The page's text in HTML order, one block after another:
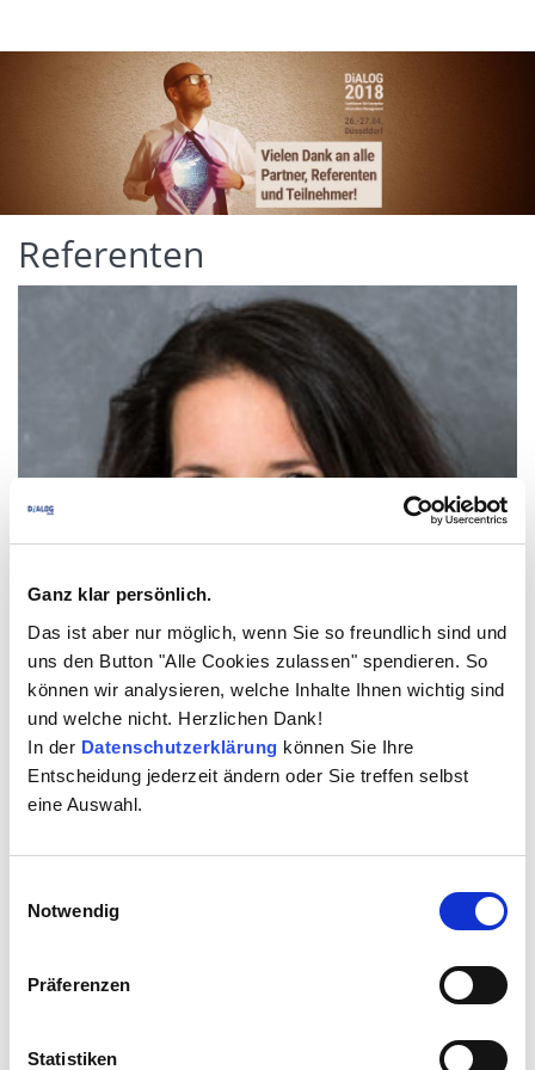
Ganz klar persönlich.
Das ist aber nur möglich, wenn Sie so freundlich sind und
uns den Button "Alle Cookies zulassen" spendieren. So
können wir analysieren, welche Inhalte Ihnen wichtig sind
und welche nicht. Herzlichen Dank!
In der Datenschutzerklärung können Sie Ihre
Entscheidung jederzeit ändern oder Sie treffen selbst
eine Auswahl.
Notwendig
Präferenzen
Statistiken
Referenten
Anna-Katharina Horn
GmbH
Anna-Katharina Horn ist seit 2014 Mitglied im
Management von reThinkLegal. Zu ihren Aufgaben
gehören die Betreuung und die Qualitätssicherung von
E-Discovery-Projekten, sowie die Aus- und
reThinkLegal. Neben materiellrechtlicher Expertise hat